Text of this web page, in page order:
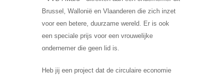
Brussel, Wallonië en Vlaanderen die zich inzet
voor een betere, duurzame wereld. Er is ook
een speciale prijs voor een vrouwelijke
ondernemer die geen lid is.
Heb jij een project dat de circulaire economie